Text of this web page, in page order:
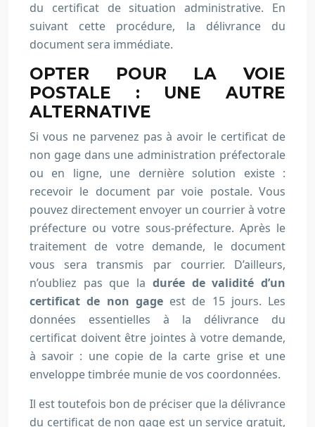
du certificat de situation administrative. En
suivant cette procédure, la délivrance du
document sera immédiate.
OPTER POUR LA VOIE
POSTALE : UNE AUTRE
ALTERNATIVE
Si vous ne parvenez pas à avoir le certificat de
non gage dans une administration préfectorale
ou en ligne, une dernière solution existe :
recevoir le document par voie postale. Vous
pouvez directement envoyer un courrier à votre
préfecture ou votre sous-préfecture. Après le
traitement de votre demande, le document
vous sera transmis par courrier. D’ailleurs,
n’oubliez pas que la durée de validité d’un
certificat de non gageest de 15 jours. Les
données essentielles à la délivrance du
certificat doivent être jointes à votre demande,
à savoir : une copie de la carte grise et une
enveloppe timbrée munie de vos coordonnées.
Il est toutefois bon de préciser que la délivrance
du certificat de non gage est un service gratuit,